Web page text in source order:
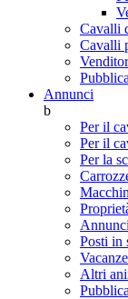
Cavalli
Cavalli
Annunci
b
Per il
Per il
Per la
Posti in
Altri